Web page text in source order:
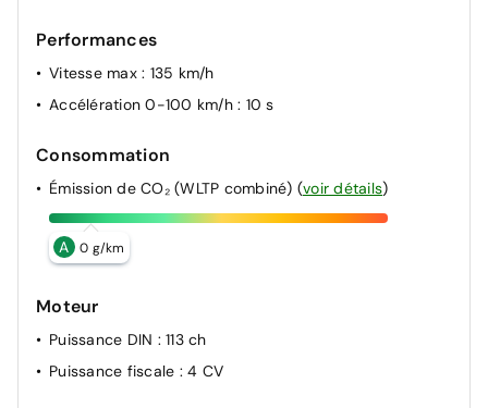
Performances
Vitesse max : 135 km/h
Accélération 0-100 km/h : 10 s
Consommation
Émission de CO₂ (WLTP combiné) (voir détails)
A 0 g/km
Moteur
Puissance DIN : 113 ch
Puissance fiscale : 4 CV